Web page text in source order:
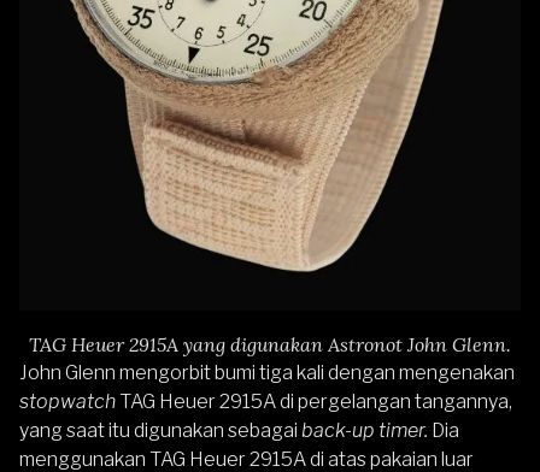
TAG Heuer 2915A yang digunakan Astronot John Glenn.
John Glenn mengorbit bumi tiga kali dengan mengenakan
stopwatch TAG Heuer 2915A di pergelangan tangannya,
yang saat itu digunakan sebagai back-up timer. Dia
menggunakan TAG Heuer 2915A di atas pakaian luar